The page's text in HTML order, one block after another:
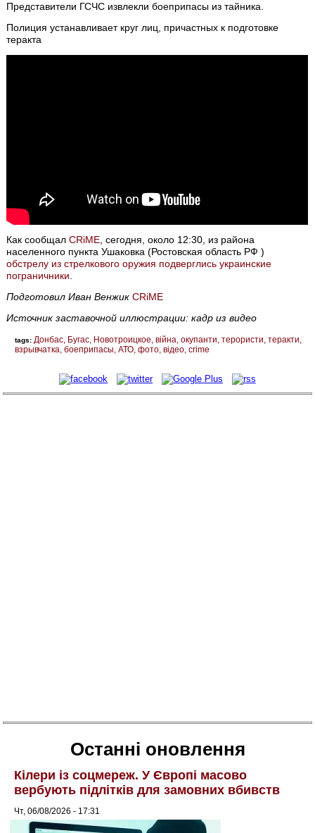
Представители ГСЧС извлекли боеприпасы из тайника.
Полиция устанавливает круг лиц, причастных к подготовке
теракта
Как сообщалCRiME, сегодня, около 12:30, из района
населенного пункта Ушаковка (Ростовская область РФ )
обстрелу из стрелкового оружия подверглись украинские
пограничники.
Подготовил Иван ВенжикCRiME
Источник заставочной иллюстрации: кадр из видео
tags:Донбас Бугас Новотроицкое війна окупанти терористи теракти
взрывчатка боеприпасы АТО фото відео crime
Останні оновлення
Кілери із соцмереж. У Європі масово
вербують підлітків для замовних вбивств
Чт, 06/08/2026 - 17:31